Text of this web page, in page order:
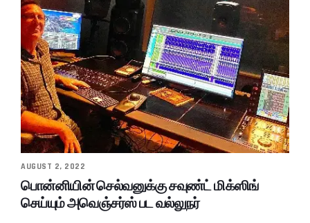
AUGUST 2, 2022
பொன்னியின் செல்வனுக்கு சவுண்ட் மிக்ஸிங்
செய்யும் அவெஞ்சர்ஸ் பட வல்லுநர்